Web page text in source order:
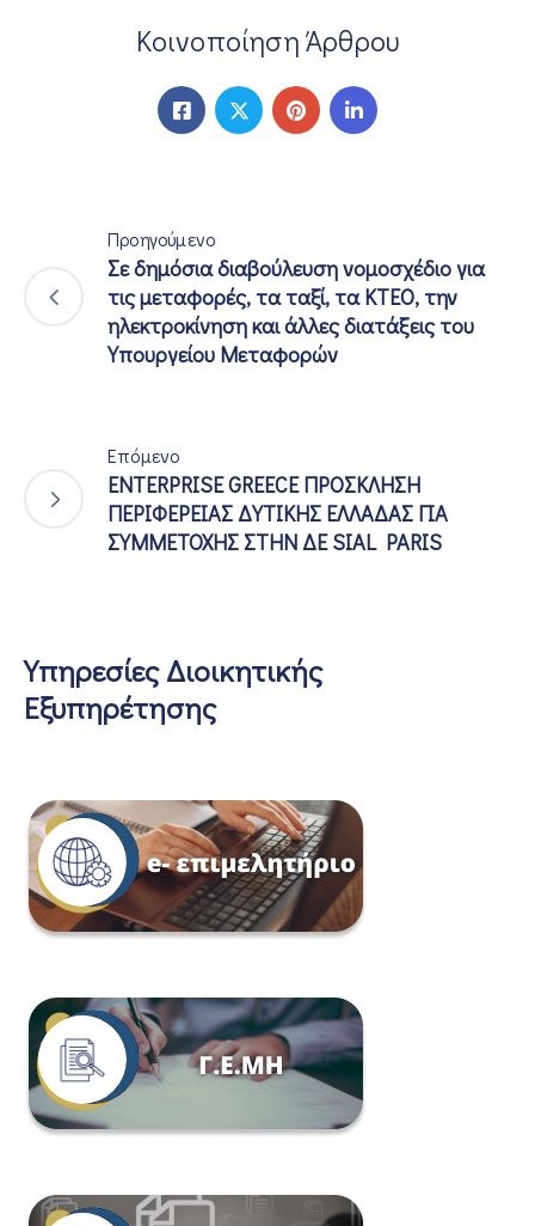
Κοινοποίηση Άρθρου
Προηγούμενο
Σε δημόσια διαβούλευση νομοσχέδιο για
τις μεταφορές, τα ταξί, τα ΚΤΕΟ, την
ηλεκτροκίνηση και άλλες διατάξεις του
Υπουργείου Μεταφορών
Επόμενο
ENTERPRISE GREECE ΠΡΟΣΚΛΗΣΗ
ΠΕΡΙΦΕΡΕΙΑΣ ΔΥΤΙΚΗΣ ΕΛΛΑΔΑΣ ΓΙΑ
ΣΥΜΜΕΤΟΧΗΣ ΣΤΗΝ ΔΕ SIAL PARIS
Υπηρεσίες Διοικητικής
Εξυπηρέτησης